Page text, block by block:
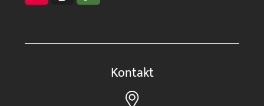
Kontakt